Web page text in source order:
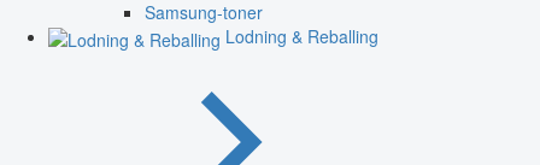
Samsung-toner
Lodning & Reballing